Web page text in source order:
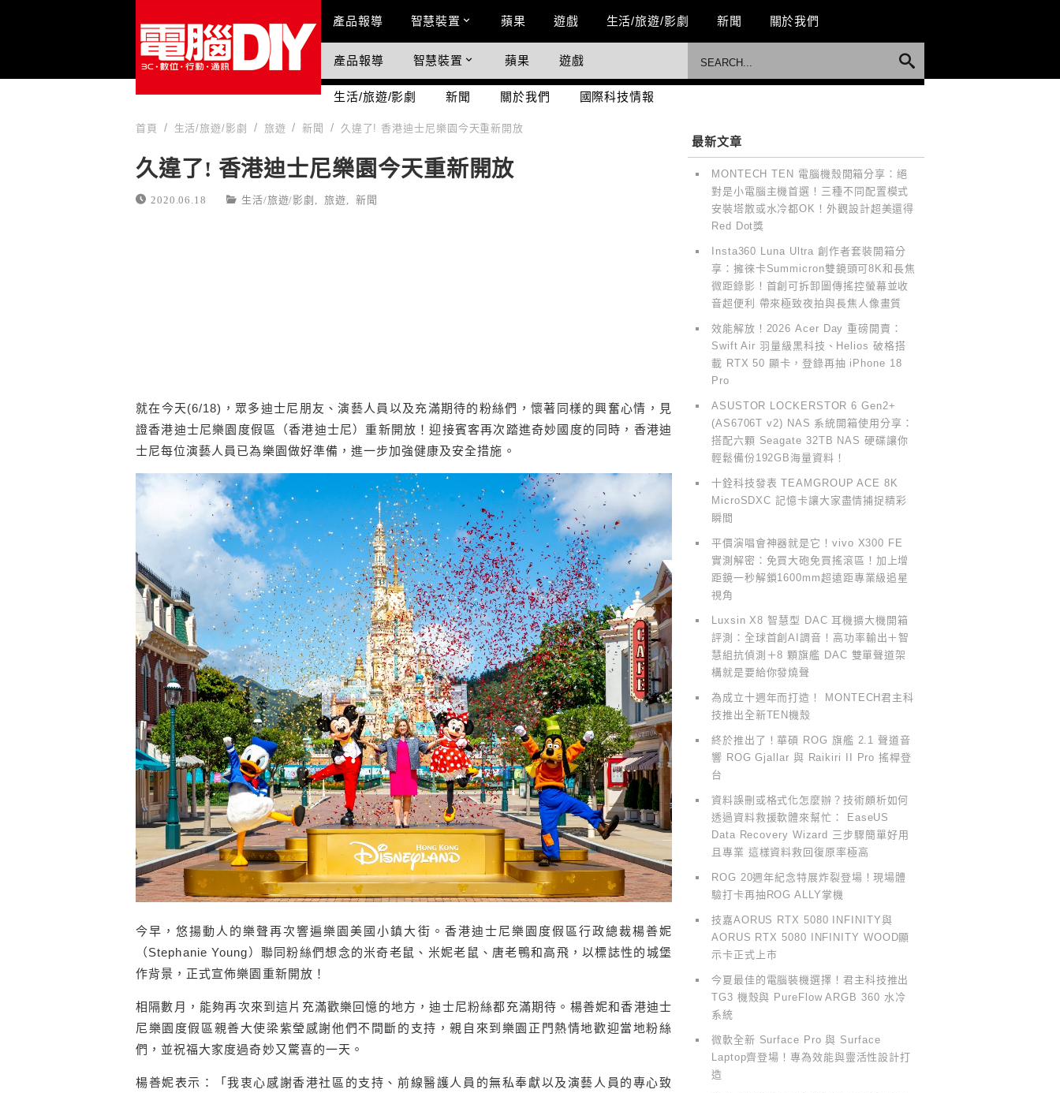
Main Menu
產品報導 智慧裝置 蘋果 遊戲 生活/旅遊/影劇 新聞 關於我們
國際科技情報
產品報導 智慧裝置 蘋果 遊戲
生活/旅遊/影劇 新聞 關於我們 國際科技情報
首頁 生活/旅遊/影劇 旅遊 新聞 久違了! 香港迪士尼樂園今天重新開放
久違了! 香港迪士尼樂園今天重新開放
2020.06.18 生活/旅遊/影劇 旅遊 新聞
就在今天(6/18)， 眾多迪士尼朋友 、演 藝人員以及充滿期待的粉絲們，懷著同樣的興奮心情，見
證香港迪士尼樂園 度假區（香港迪士尼）重新開放 ！迎接賓客再次踏進奇妙 國度的同時， 香港迪
士尼每位演藝人員 已為樂園做好準備， 進一步加強健康及安全措施。
今早，悠揚動人的樂聲再次響遍樂園美國小鎮大街。香港迪士尼樂園度假區行政總裁楊善妮
（Stephanie Young）聯同粉絲們想念的米奇老鼠、米妮老鼠、唐老鴨和高飛，以標誌性的城堡
作背景，正式宣佈樂園重新開放！
相隔數月，能夠再次來到這片充滿歡樂回憶的地方，迪士尼粉絲都充滿期待。楊善妮和香港迪士
尼樂園度假區親善大使梁紫瑩感謝他們不間斷的支持，親自來到樂園正門熱情地歡迎當地粉絲
們，並祝福大家度過奇妙又驚喜的一天。
楊善妮表示：「我衷心感謝香港社區的支持、前線醫護人員的無私奉獻以及演藝人員的專心致
最新文章
MONTECH TEN 電腦機殼開箱分享：絕
對是小電腦主機首選！三種不同配置模式
安裝塔散或水冷都OK！外觀設計超美還得
Red Dot獎
Insta360 Luna Ultra 創作者套裝開箱分
享：擁徠卡Summicron雙鏡頭可8K和長焦
微距錄影！首創可拆卸圖傳搖控螢幕並收
音超便利 帶來極致夜拍與長焦人像畫質
效能解放！2026 Acer Day 重磅開賣：
Swift Air 羽量級黑科技、Helios 破格搭
載 RTX 50 顯卡，登錄再抽 iPhone 18
Pro
ASUSTOR LOCKERSTOR 6 Gen2+
(AS6706T v2) NAS 系統開箱使用分享：
搭配六顆 Seagate 32TB NAS 硬碟讓你
輕鬆備份192GB海量資料！
十銓科技發表 TEAMGROUP ACE 8K
MicroSDXC 記憶卡讓大家盡情捕捉精彩
瞬間
平價演唱會神器就是它！vivo X300 FE
實測解密：免買大砲免買搖滾區！加上增
距鏡一秒解鎖1600mm超遠距專業級追星
視角
Luxsin X8 智慧型 DAC 耳機擴大機開箱
評測：全球首創AI調音！高功率輸出＋智
慧組抗偵測＋8 顆旗艦 DAC 雙單聲道架
構就是要給你發燒聲
為成立十週年而打造！ MONTECH君主科
技推出全新TEN機殼
終於推出了！華碩 ROG 旗艦 2.1 聲道音
響 ROG Gjallar 與 Raikiri II Pro 搖桿登
台
資料誤刪或格式化怎麼辦？技術頗析如何
透過資料救援軟體來幫忙： EaseUS
Data Recovery Wizard 三步驟簡單好用
且專業 這樣資料救回復原率極高
ROG 20週年紀念特展炸裂登場！現場體
驗打卡再抽ROG ALLY掌機
技嘉AORUS RTX 5080 INFINITY與
AORUS RTX 5080 INFINITY WOOD顯
示卡正式上市
今夏最佳的電腦裝機選擇！君主科技推出
TG3 機殼與 PureFlow ARGB 360 水冷
系統
微軟全新 Surface Pro 與 Surface
Laptop齊登場！專為效能與靈活性設計打
造